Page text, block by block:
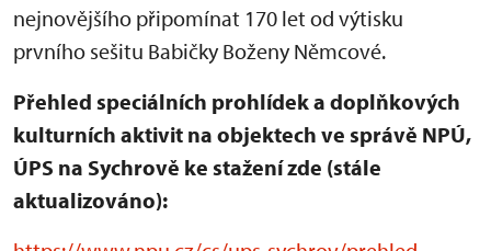
nejnovějšího připomínat 170 let od výtisku
prvního sešitu Babičky Boženy Němcové.
Přehled speciálních prohlídek a doplňkových
kulturních aktivit na objektech ve správě NPÚ,
ÚPS na Sychrově ke stažení zde (stále
aktualizováno):